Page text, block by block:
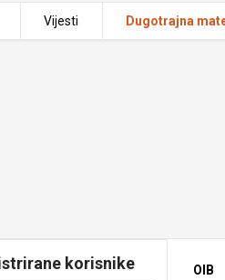
Vijesti Dugotrajna
korisnike OIB